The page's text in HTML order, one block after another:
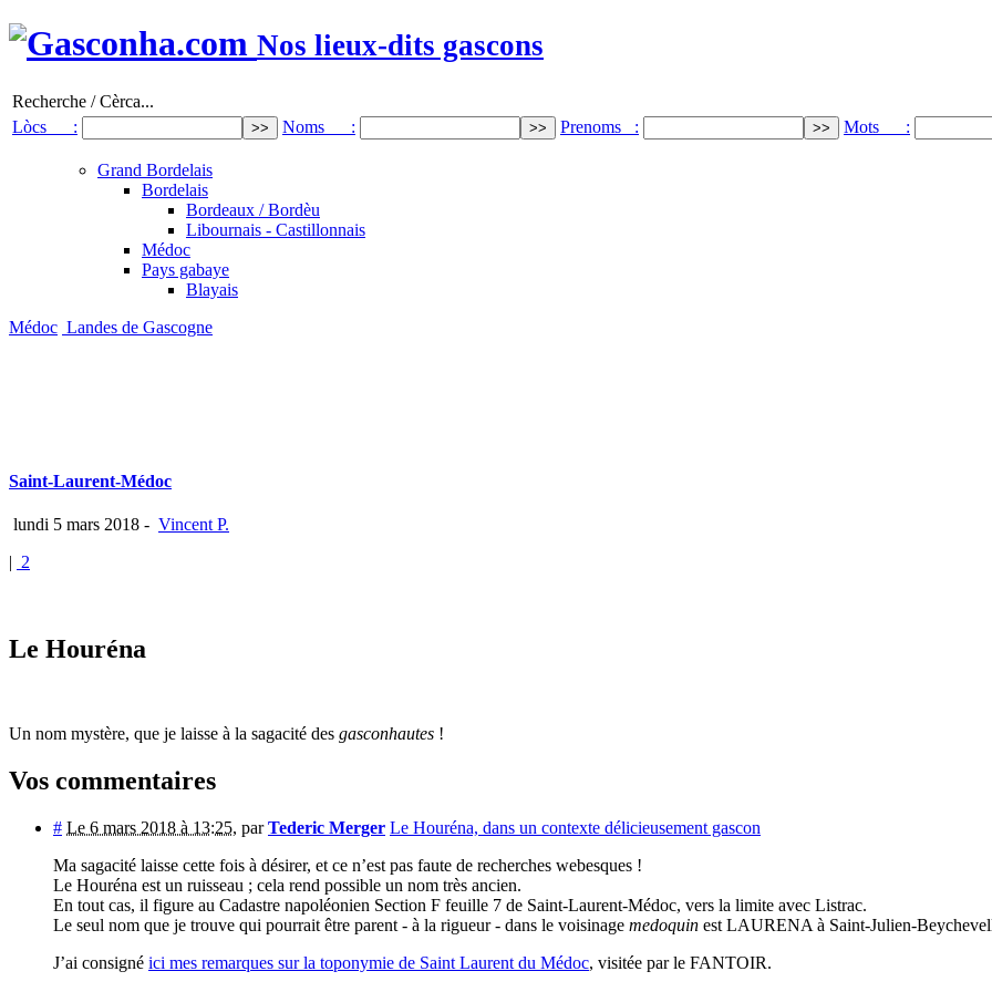
Nos lieux-dits gascons
Recherche / Cèrca...
Lòcs :
Noms : Prenoms : Mots :
Grand Bordelais
Bordelais
Bordeaux / Bordèu
Libournais - Castillonnais
Médoc
Pays gabaye
Blayais
Médoc Landes de Gascogne
Saint-Laurent-Médoc
lundi 5 mars 2018 - Vincent P.
| 2
Le Houréna
Un nom mystère, que je laisse à la sagacité des gasconhautes !
Vos commentaires
# Le 6 mars 2018 à 13:25, parTederic Merger Le Houréna, dans un contexte délicieusement gascon
Ma sagacité laisse cette fois à désirer, et ce n’est pas faute de recherches webesques !
Le Houréna est un ruisseau ; cela rend possible un nom très ancien.
En tout cas, il figure au Cadastre napoléonien Section F feuille 7 de Saint-Laurent-Médoc, vers la limite avec Listrac.
Le seul nom que je trouve qui pourrait être parent - à la rigueur - dans le voisinage medoquin est LAURENA à Saint-Julien-
J’ai consigné ici mes remarques sur la toponymie de Saint Laurent du Médoc, visitée par le FANTOIR.